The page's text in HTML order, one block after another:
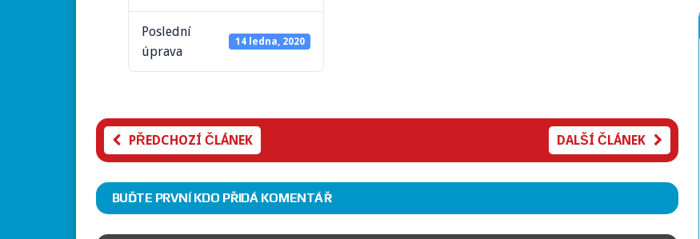
Poslední
úprava
14 ledna, 2020
PŘEDCHOZÍ ČLÁNEK DALŠÍ ČLÁNEK
BUĎTE PRVNÍ KDO PŘIDÁ KOMENTÁŘ